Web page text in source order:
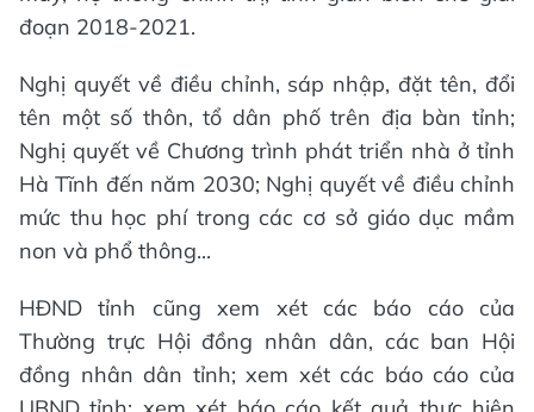
đoạn 2018-2021.
Nghị quyết về điều chỉnh, sáp nhập, đặt tên, đổi
tên một số thôn, tổ dân phố trên địa bàn tỉnh;
Nghị quyết về Chương trình phát triển nhà ở tỉnh
Hà Tĩnh đến năm 2030; Nghị quyết về điều chỉnh
mức thu học phí trong các cơ sở giáo dục mầm
non và phổ thông...
HĐND tỉnh cũng xem xét các báo cáo của
Thường trực Hội đồng nhân dân, các ban Hội
đồng nhân dân tỉnh; xem xét các báo cáo của